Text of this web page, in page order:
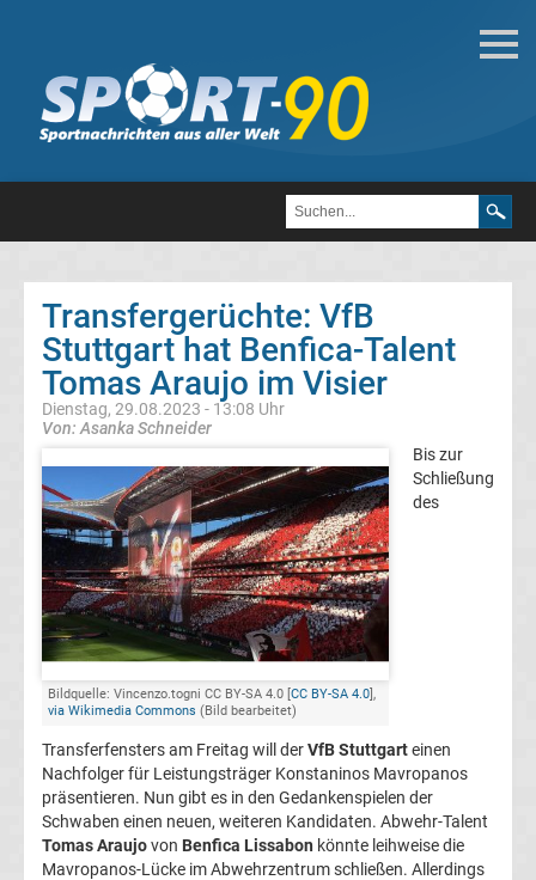
Deutsche
Transfergerüchte
FC
Heidenheim
1846
1.
FC
Kaiserslautern
Transfergerüchte
1.
FC
Köln
Transfergerüchte: VfB
Stuttgart hat Benfica-Talent
Tomas Araujo im Visier
Dienstag, 29.08.2023 - 13:08 Uhr
Von: Asanka Schneider
Bildquelle: Vincenzo.togni CC BY-SA 4.0 [CC BY-SA 4.0],
via Wikimedia Commons (Bild bearbeitet)
Bis zur
Schließung
des
Transferfensters am Freitag will derVfB Stuttgarteinen
Nachfolger für Leistungsträger Konstaninos Mavropanos
präsentieren. Nun gibt es in den Gedankenspielen der
Schwaben einen neuen, weiteren Kandidaten. Abwehr-Talent
Tomas Araujovon Benfica Lissabon könnte leihweise die
Mavropanos-Lücke im Abwehrzentrum schließen. Allerdings